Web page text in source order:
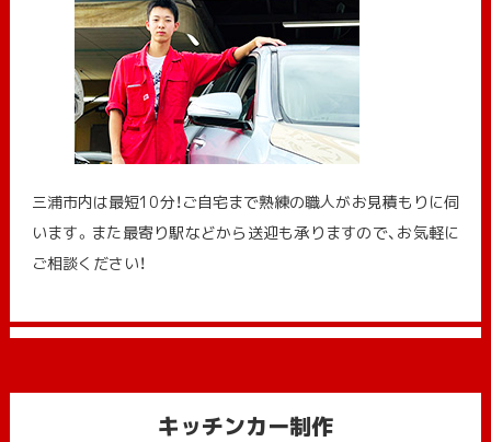
三浦市内は最短10分！ご自宅まで熟練の職人がお見積もりに伺
います。また最寄り駅などから送迎も承りますので、お気軽に
ご相談ください！
キッチンカー制作